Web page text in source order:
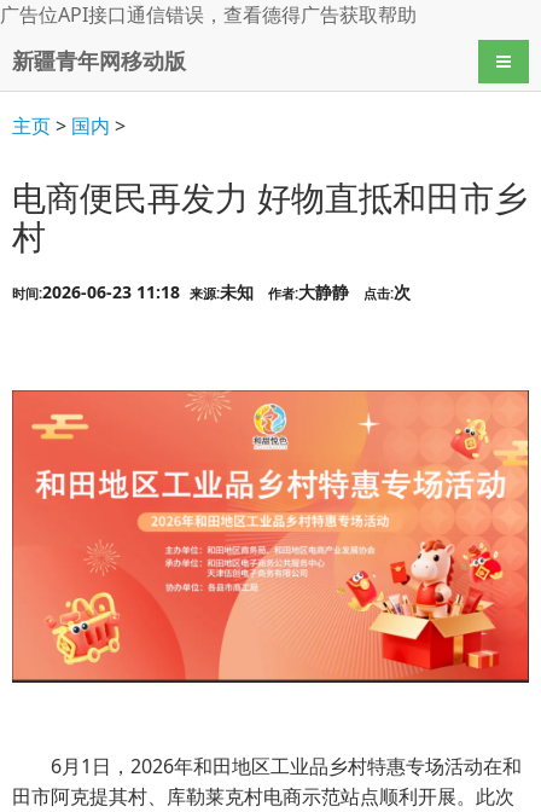
广告位API接口通信错误，查看德得广告获取帮助
新疆青年网移动版 导航
主页> 国内 >
电商便民再发力 好物直抵和田市乡
村
时间:2026-06-23 11:18 来源:未知 作者:大静静 点击:次
6月1日，2026年和田地区工业品乡村特惠专场活动在和
田市阿克提其村、库勒莱克村电商示范站点顺利开展。此次